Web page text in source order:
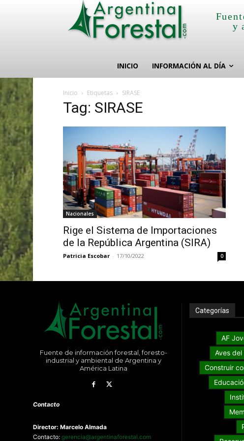
y
INICIO INFORMACIÓN AL DÍA
Inicio Etiquetas SIRASE
Tag: SIRASE
Nacionales
Rige el Sistema de Importaciones
de la República Argentina (SIRA)
Patricia Escobar - 17/10/2022 0
Fuente de información forestal, foresto-
industrial y ambiental de Argentina y
América Latina
Contacto
Director: Marcelo Almada
Contacto: gerencia@argentinaforestal.com
Categorías
AF
Aves
Construir